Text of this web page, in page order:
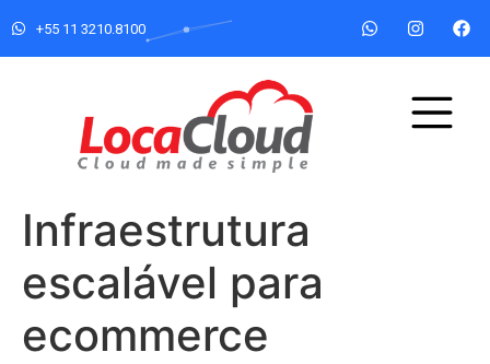
+55 11 3210.8100
Infraestrutura
escalável para
ecommerce